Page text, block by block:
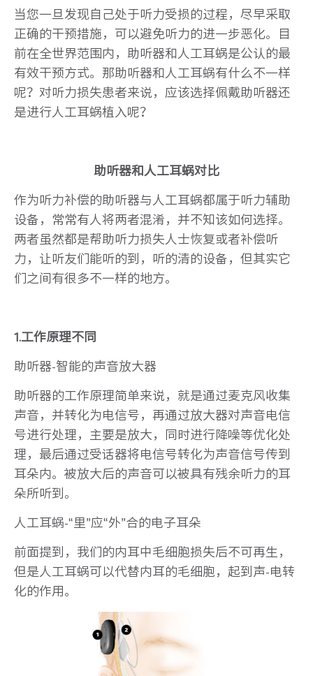
当您一旦发现自己处于听力受损的过程，尽早采取
正确的干预措施，可以避免听力的进一步恶化。目
前在全世界范围内，助听器和人工耳蜗是公认的最
有效干预方式。那助听器和人工耳蜗有什么不一样
呢？对听力损失患者来说，应该选择佩戴助听器还
是进行人工耳蜗植入呢？
助听器和人工耳蜗对比
作为听力补偿的助听器与人工耳蜗都属于听力辅助
设备，常常有人将两者混淆，并不知该如何选择。
两者虽然都是帮助听力损失人士恢复或者补偿听
力，让听友们能听的到，听的清的设备，但其实它
们之间有很多不一样的地方。
1.工作原理不同
助听器-智能的声音放大器
助听器的工作原理简单来说，就是通过麦克风收集
声音，并转化为电信号，再通过放大器对声音电信
号进行处理，主要是放大，同时进行降噪等优化处
理，最后通过受话器将电信号转化为声音信号传到
耳朵内。被放大后的声音可以被具有残余听力的耳
朵所听到。
人工耳蜗-“里”应“外”合的电子耳朵
前面提到，我们的内耳中毛细胞损失后不可再生，
但是人工耳蜗可以代替内耳的毛细胞，起到声-电转
化的作用。